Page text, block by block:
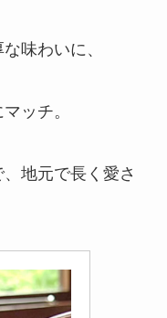
味わいに、
ッチ。
地元で長く愛さ